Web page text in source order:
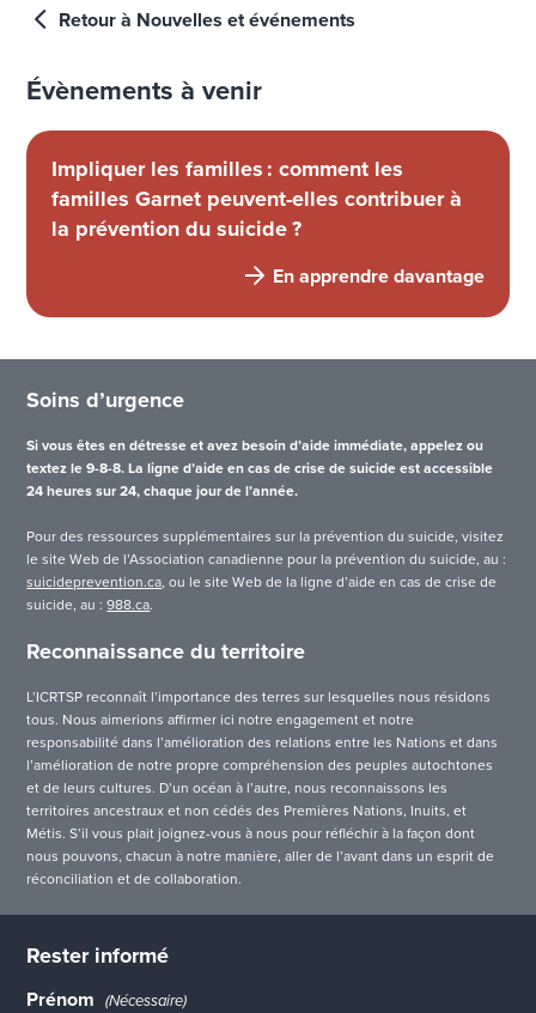
Retour à Nouvelles et événements
Évènements à venir
Impliquer les familles : comment les
familles Garnet peuvent-elles contribuer à
la prévention du suicide ?
En apprendre davantage
Soins d’urgence
Si vous êtes en détresse et avez besoin d’aide immédiate, appelez ou
textez le 9-8-8. La ligne d’aide en cas de crise de suicide est accessible
24 heures sur 24, chaque jour de l’année.
Pour des ressources supplémentaires sur la prévention du suicide, visitez
le site Web de l’Association canadienne pour la prévention du suicide, au :
suicideprevention.ca , ou le site Web de la ligne d’aide en cas de crise de
suicide, au :988.ca.
Reconnaissance du territoire
L’ICRTSP reconnaît l’importance des terres sur lesquelles nous résidons
tous. Nous aimerions affirmer ici notre engagement et notre
responsabilité dans l’amélioration des relations entre les Nations et dans
l’amélioration de notre propre compréhension des peuples autochtones
et de leurs cultures. D’un océan à l’autre, nous reconnaissons les
territoires ancestraux et non cédés des Premières Nations, Inuits, et
Métis. S’il vous plait joignez-vous à nous pour réfléchir à la façon dont
nous pouvons, chacun à notre manière, aller de l’avant dans un esprit de
réconciliation et de collaboration.
Rester informé
Prénom (Nécessaire)